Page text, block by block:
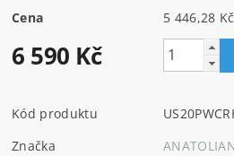
Cena
6 590 Kč
Kód produktu
Značka
ANATOLIAN